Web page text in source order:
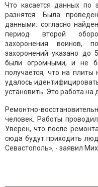
Что касается данных по
разнятся. Была
данными: согласно
период второй
захоронения воинов,
захоронений указано до
были огромными, и не
получается, что на плиты
удалось
установить. Это работа на
Ремонтно-
человек. Работы
Уверен, что после
сюда будут приходить
Севастополь», - заявил